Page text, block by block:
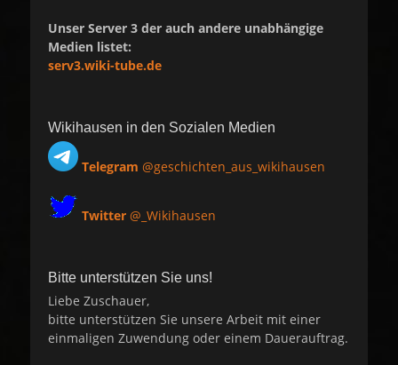
Unser Server 3 der auch andere unabhängige
Medien listet:
serv3.wiki-tube.de
Wikihausen in den Sozialen Medien
Telegram @geschichten_aus_wikihausen
Twitter @_Wikihausen
Bitte unterstützen Sie uns!
Liebe Zuschauer,
bitte unterstützen Sie unsere Arbeit mit einer
einmaligen Zuwendung oder einem Dauerauftrag.